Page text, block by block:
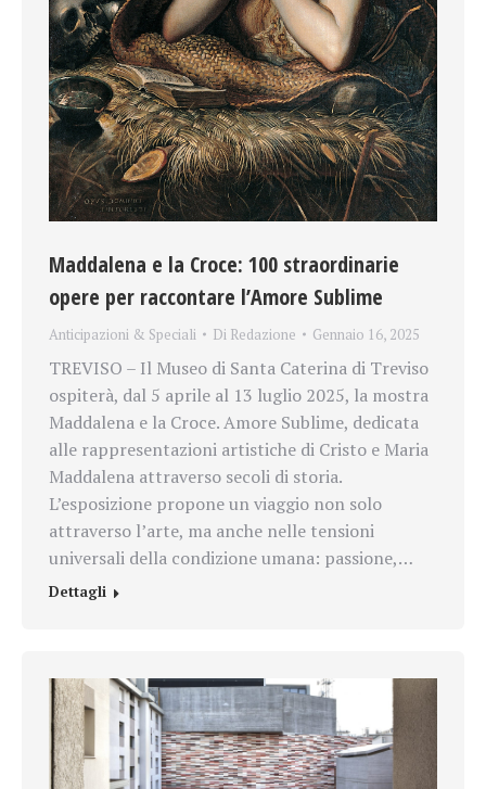
Maddalena e la Croce: 100 straordinarie
opere per raccontare l’Amore Sublime
Anticipazioni & Speciali Di Redazione Gennaio 16, 2025
TREVISO – Il Museo di Santa Caterina di Treviso
ospiterà, dal 5 aprile al 13 luglio 2025, la mostra
Maddalena e la Croce. Amore Sublime, dedicata
alle rappresentazioni artistiche di Cristo e Maria
Maddalena attraverso secoli di storia.
L’esposizione propone un viaggio non solo
attraverso l’arte, ma anche nelle tensioni
universali della condizione umana: passione,…
Dettagli